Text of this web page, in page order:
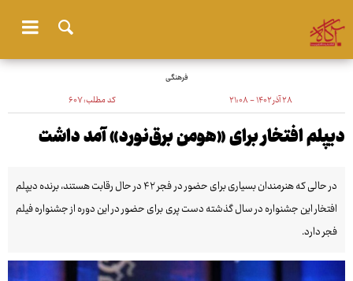
فرهنگی
۲۸ آذر ۱۴۰۲ - ۲۱:۰۸ کد مطلب:۶۰۷
دیپلم افتخار برای «هومن برق‌نورد» آمد داشت
در حالی که هنرمندان بسیاری برای حضور در فجر ۴۲ در حال رقابت هستند، برنده دیپلم
افتخار این جشنواره در سال گذشته دست پری برای حضور در این دوره از جشنواره فیلم
فجر دارد.